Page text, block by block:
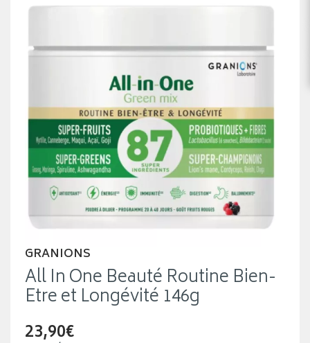
GRANIONS
All In One Beauté Routine Bien-
Etre et Longévité 146g
23,90€